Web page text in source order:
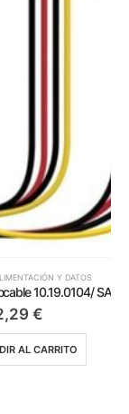
Adaptador de Alimentación Nanocable 10.19.0104/ SATA Macho – 2x SATA Hembra/ 30cm